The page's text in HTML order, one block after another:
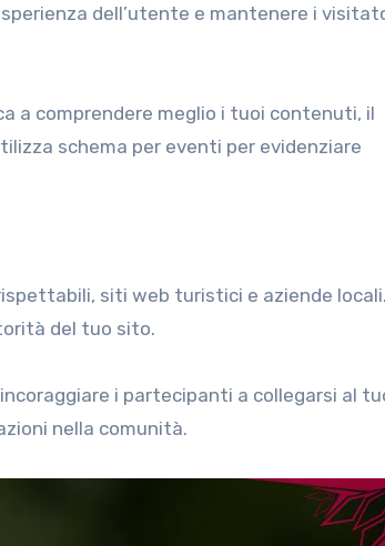
dell’utente e mantenere i
a comprendere meglio i tuoi contenuti, il
schema per eventi per evidenziare
siti web turistici e aziende locali.
del tuo sito.
i partecipanti a collegarsi al
nella comunità.